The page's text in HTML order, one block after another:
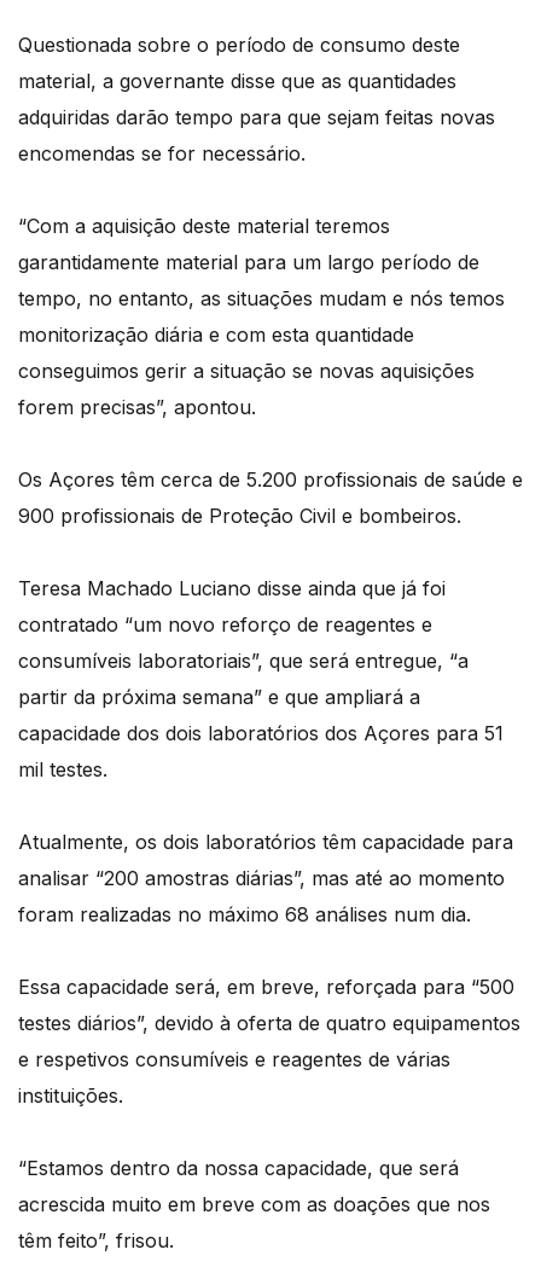
Questionada sobre o período de consumo deste
material, a governante disse que as quantidades
adquiridas darão tempo para que sejam feitas novas
encomendas se for necessário.
“Com a aquisição deste material teremos
garantidamente material para um largo período de
tempo, no entanto, as situações mudam e nós temos
monitorização diária e com esta quantidade
conseguimos gerir a situação se novas aquisições
forem precisas”, apontou.
Os Açores têm cerca de 5.200 profissionais de saúde e
900 profissionais de Proteção Civil e bombeiros.
Teresa Machado Luciano disse ainda que já foi
contratado “um novo reforço de reagentes e
consumíveis laboratoriais”, que será entregue, “a
partir da próxima semana” e que ampliará a
capacidade dos dois laboratórios dos Açores para 51
mil testes.
Atualmente, os dois laboratórios têm capacidade para
analisar “200 amostras diárias”, mas até ao momento
foram realizadas no máximo 68 análises num dia.
Essa capacidade será, em breve, reforçada para “500
testes diários”, devido à oferta de quatro equipamentos
e respetivos consumíveis e reagentes de várias
instituições.
“Estamos dentro da nossa capacidade, que será
acrescida muito em breve com as doações que nos
têm feito”, frisou.